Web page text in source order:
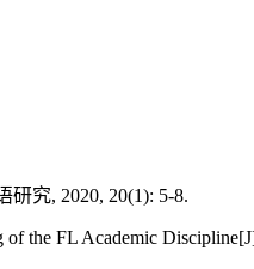
究, 2020, 20(1): 5-8.
the FL Academic